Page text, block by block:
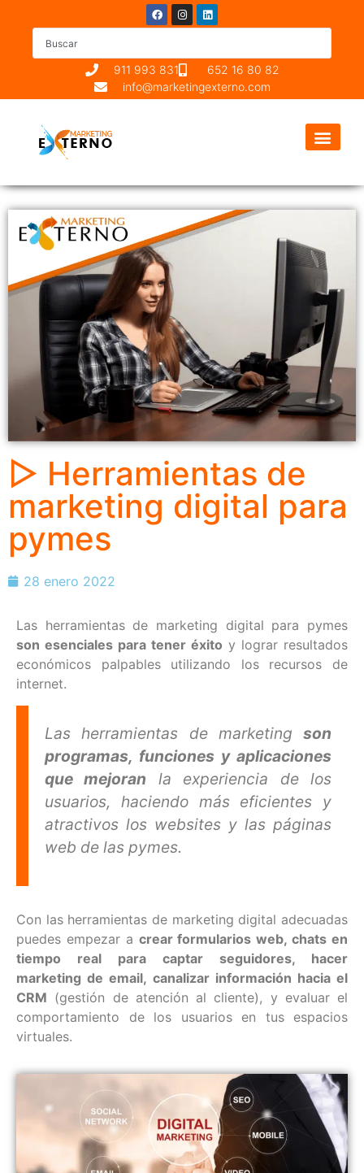
911 993 831
652 16 80 82
info@marketingexterno.com
▷ Herramientas de
marketing digital para
pymes
28 enero 2022
Las herramientas de marketing digital para pymes
son esenciales para tener éxito y lograr resultados
económicos palpables utilizando los recursos de
internet.
Las herramientas de marketing son
programas, funciones y aplicaciones
que mejoran la experiencia de los
usuarios, haciendo más eficientes y
atractivos los websites y las páginas
web de las pymes.
Con las herramientas de marketing digital adecuadas
puedes empezar a crear formularios web, chats en
tiempo real para captar seguidores, hacer
marketing de email, canalizar información hacia el
CRM (gestión de atención al cliente), y evaluar el
comportamiento de los usuarios en tus espacios
virtuales.